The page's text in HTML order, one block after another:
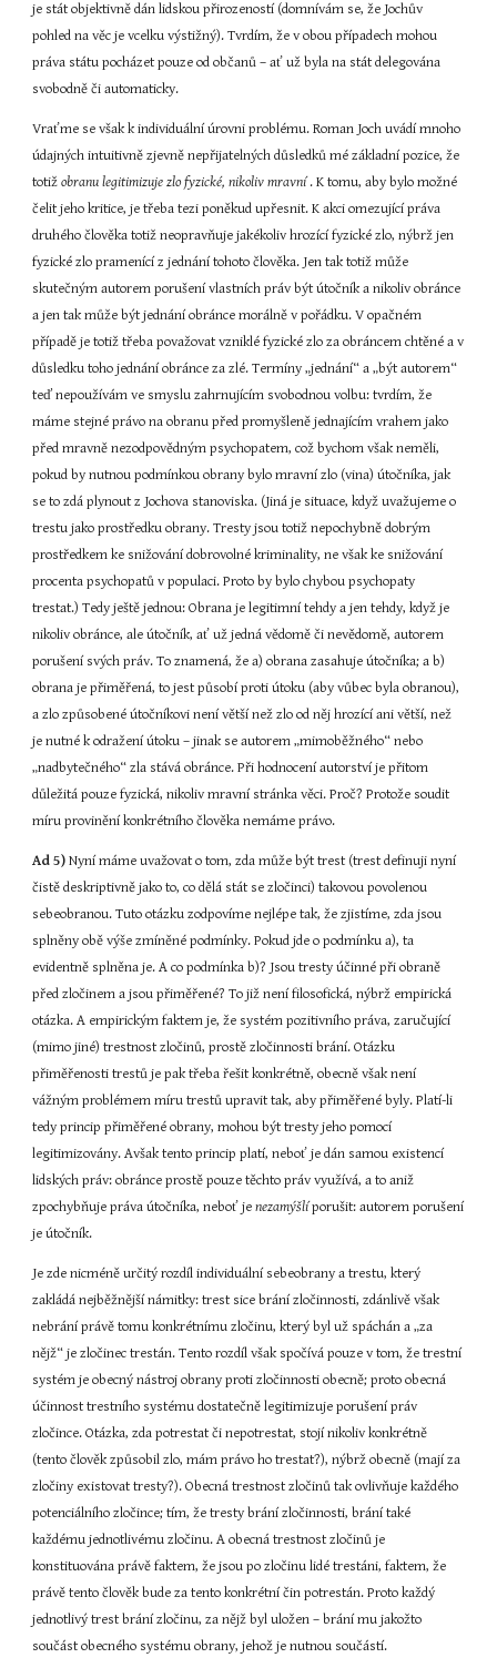
je stát objektivně dán lidskou přirozeností (domnívám se, že Jochův
pohled na věc je vcelku výstižný). Tvrdím, že v obou případech mohou
práva státu pocházet pouze od občanů – ať už byla na stát delegována
svobodně či automaticky.
Vraťme se však k individuální úrovni problému. Roman Joch uvádí mnoho
údajných intuitivně zjevně nepřijatelných důsledků mé základní pozice, že
totiž obranu legitimizuje zlo fyzické, nikoliv mravní . K tomu, aby bylo možné
čelit jeho kritice, je třeba tezi poněkud upřesnit. K akci omezující práva
druhého člověka totiž neopravňuje jakékoliv hrozící fyzické zlo, nýbrž jen
fyzické zlo pramenící z jednání tohoto člověka. Jen tak totiž může
skutečným autorem porušení vlastních práv být útočník a nikoliv obránce
a jen tak může být jednání obránce morálně v pořádku. V opačném
případě je totiž třeba považovat vzniklé fyzické zlo za obráncem chtěné a v
důsledku toho jednání obránce za zlé. Termíny „jednání“ a „být autorem“
teď nepoužívám ve smyslu zahrnujícím svobodnou volbu: tvrdím, že
máme stejné právo na obranu před promyšleně jednajícím vrahem jako
před mravně nezodpovědným psychopatem, což bychom však neměli,
pokud by nutnou podmínkou obrany bylo mravní zlo (vina) útočníka, jak
se to zdá plynout z Jochova stanoviska. (Jiná je situace, když uvažujeme o
trestu jako prostředku obrany. Tresty jsou totiž nepochybně dobrým
prostředkem ke snižování dobrovolné kriminality, ne však ke snižování
procenta psychopatů v populaci. Proto by bylo chybou psychopaty
trestat.) Tedy ještě jednou: Obrana je legitimní tehdy a jen tehdy, když je
nikoliv obránce, ale útočník, ať už jedná vědomě či nevědomě, autorem
porušení svých práv. To znamená, že a) obrana zasahuje útočníka; a b)
obrana je přiměřená, to jest působí proti útoku (aby vůbec byla obranou),
a zlo způsobené útočníkovi není větší než zlo od něj hrozící ani větší, než
je nutné k odražení útoku – jinak se autorem „mimoběžného“ nebo
„nadbytečného“ zla stává obránce. Při hodnocení autorství je přitom
důležitá pouze fyzická, nikoliv mravní stránka věci. Proč? Protože soudit
míru provinění konkrétního člověka nemáme právo.
Ad 5) Nyní máme uvažovat o tom, zda může být trest (trest definuji nyní
čistě deskriptivně jako to, co dělá stát se zločinci) takovou povolenou
sebeobranou. Tuto otázku zodpovíme nejlépe tak, že zjistíme, zda jsou
splněny obě výše zmíněné podmínky. Pokud jde o podmínku a), ta
evidentně splněna je. A co podmínka b)? Jsou tresty účinné při obraně
před zločinem a jsou přiměřené? To již není filosofická, nýbrž empirická
otázka. A empirickým faktem je, že systém pozitivního práva, zaručující
(mimo jiné) trestnost zločinů, prostě zločinnosti brání. Otázku
přiměřenosti trestů je pak třeba řešit konkrétně, obecně však není
vážným problémem míru trestů upravit tak, aby přiměřené byly. Platí-li
tedy princip přiměřené obrany, mohou být tresty jeho pomocí
legitimizovány. Avšak tento princip platí, neboť je dán samou existencí
lidských práv: obránce prostě pouze těchto práv využívá, a to aniž
zpochybňuje práva útočníka, neboť je nezamýšlí porušit: autorem porušení
je útočník.
Je zde nicméně určitý rozdíl individuální sebeobrany a trestu, který
zakládá nejběžnější námitky: trest sice brání zločinnosti, zdánlivě však
nebrání právě tomu konkrétnímu zločinu, který byl už spáchán a „za
nějž“ je zločinec trestán. Tento rozdíl však spočívá pouze v tom, že trestní
systém je obecný nástroj obrany proti zločinnosti obecně; proto obecná
účinnost trestního systému dostatečně legitimizuje porušení práv
zločince. Otázka, zda potrestat či nepotrestat, stojí nikoliv konkrétně
(tento člověk způsobil zlo, mám právo ho trestat?), nýbrž obecně (mají za
zločiny existovat tresty?). Obecná trestnost zločinů tak ovlivňuje každého
potenciálního zločince; tím, že tresty brání zločinnosti, brání také
každému jednotlivému zločinu. A obecná trestnost zločinů je
konstituována právě faktem, že jsou po zločinu lidé trestáni, faktem, že
právě tento člověk bude za tento konkrétní čin potrestán. Proto každý
jednotlivý trest brání zločinu, za nějž byl uložen – brání mu jakožto
součást obecného systému obrany, jehož je nutnou součástí.